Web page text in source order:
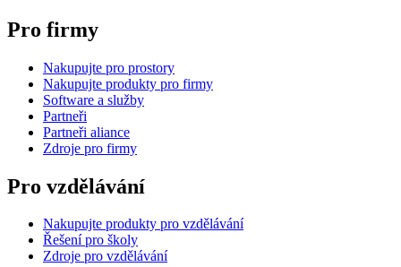
Pro firmy
Nakupujte pro prostory
Nakupujte produkty pro firmy
Software a služby
Partneři
Partneři aliance
Zdroje pro firmy
Pro vzdělávání
Nakupujte produkty pro vzdělávání
Řešení pro školy
Zdroje pro vzdělávání